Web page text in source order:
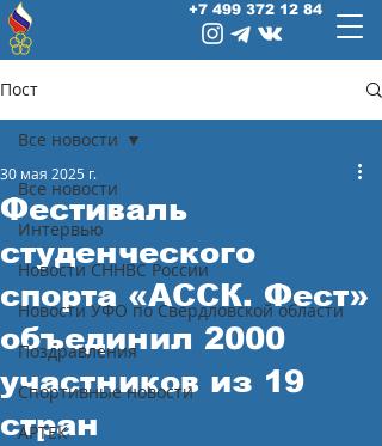
+7 499 372 12 84
Пост
Все новости
Интервью
Новости СННВС России
Новости УФО по Свердловской области
Поздравления
Спортивные новости
АРТЕК
Все новости
Фестиваль
студенческого
спорта «АССК. Фест»
объединил 2000
участников из 19
стран
30 мая 2025 г.